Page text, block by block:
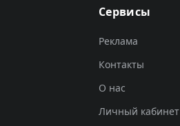
Сервисы
Реклама
Контакты
О нас
Личный кабинет